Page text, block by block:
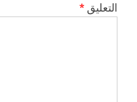
التعليق *